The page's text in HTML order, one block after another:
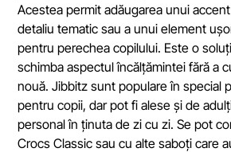
Acestea permit adăugarea unui
detaliu tematic sau a unui element
pentru perechea copilului. Este o
schimba aspectul încălțămintei fără a
nouă. Jibbitz sunt populare în special
pentru copii, dar pot fi alese și de
personal în ținuta de zi cu zi. Se pot
Crocs Classic sau cu alte saboți care